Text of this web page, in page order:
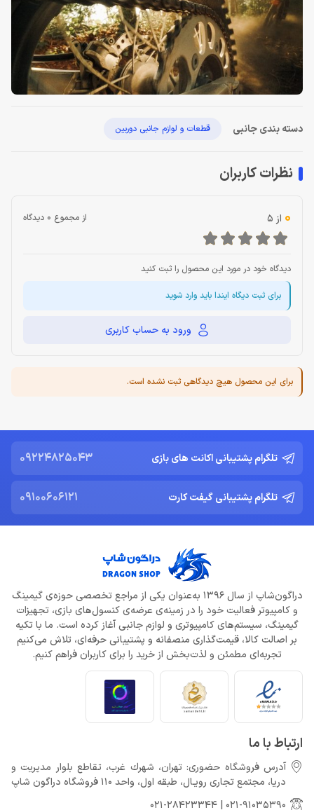
دسته بندی جانبی قطعات و لوازم جانبی دوربین
نظرات کاربران
0 از 5 از مجموع 0 دیدگاه
دیدگاه خود در مورد این محصول را ثبت کنید
برای ثبت دیگاه ایندا باید وارد شوید
ورود به حساب کاربری
برای این محصول هیچ دیدگاهی ثبت نشده است.
تلگرام پشتیبانی اکانت های بازی 09224825043
تلگرام پشتیبانی گیفت کارت 09100606121
دراگون‌شاپ از سال 1396 به‌عنوان یکی از مراجع تخصصی حوزه‌ی گیمینگ
و کامپیوتر فعالیت خود را در زمینه‌ی عرضه‌ی کنسول‌های بازی، تجهیزات
گیمینگ، سیستم‌های کامپیوتری و لوازم جانبی آغاز کرده است. ما با تکیه
بر اصالت کالا، قیمت‌گذاری منصفانه و پشتیبانی حرفه‌ای، تلاش می‌کنیم
تجربه‌ای مطمئن و لذت‌بخش از خرید را برای کاربران فراهم کنیم.
ارتباط با ما
آدرس فروشگاه حضوری: تهران، شهرك غرب، تقاطع بلوار مدیریت و
دريا، مجتمع تجارى رويـال، طبقه اول، واحد 110 فروشگاه دراگون شاپ
021-91035390
|
021-28423344